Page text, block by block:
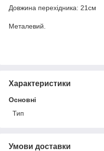
Довжина перехідника: 21см
Металевий.
Характеристики
Основні
Тип
Умови доставки